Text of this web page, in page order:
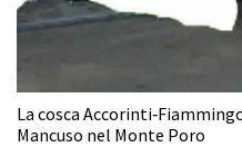
La cosca
Mancuso nel Monte Poro